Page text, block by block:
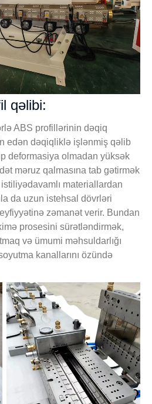
qəlibi:
ABS profillərinin dəqiq
edən dəqiqliklə işlənmiş qəlib
deformasiya olmadan yüksək
məruz qalmasına tab gətirmək
materiallardan
da uzun istehsal dövrləri
zəmanət verir. Bundan
prosesini sürətləndirmək,
və ümumi məhsuldarlığı
kanallarını özündə